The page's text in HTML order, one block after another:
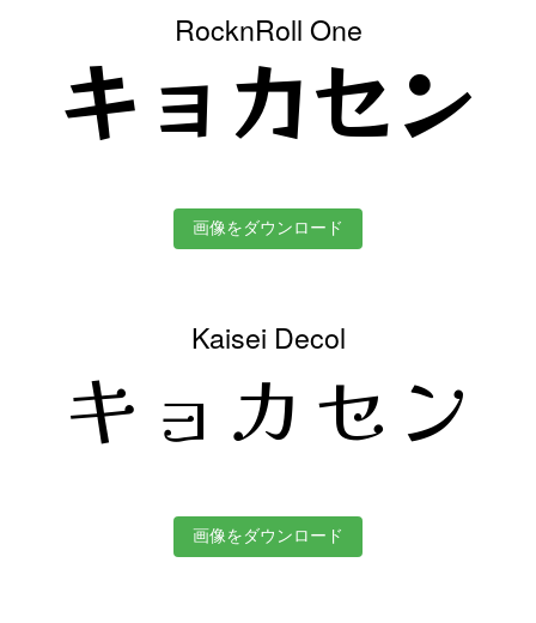
RocknRoll One
キョカセン
画像をダウンロード
Kaisei Decol
キョカセン
画像をダウンロード